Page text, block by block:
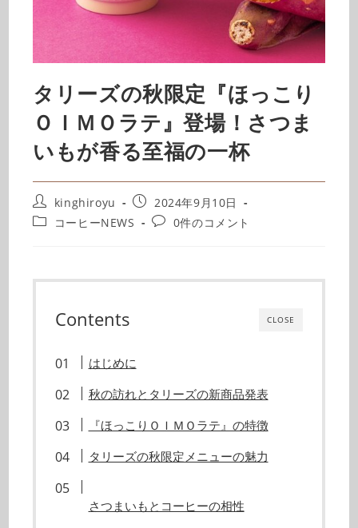
タリーズの秋限定『ほっこり
ＯＩＭＯラテ』登場！さつま
いもが香る至福の一杯
kinghiroyu
2024年9月10日
コーヒーNEWS
0件のコメント
CLOSE
Contents
はじめに
秋の訪れとタリーズの新商品発表
『ほっこりＯＩＭＯラテ』の特徴
タリーズの秋限定メニューの魅力
さつまいもとコーヒーの相性